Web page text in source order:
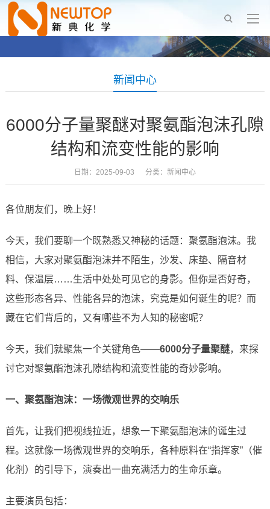
新闻中心
6000分子量聚醚对聚氨酯泡沫孔隙
结构和流变性能的影响
日期：2025-09-03 分类： 新闻中心
各位朋友们，晚上好！
今天，我们要聊一个既熟悉又神秘的话题：聚氨酯泡沫。我
相信，大家对聚氨酯泡沫并不陌生，沙发、床垫、隔音材
料、保温层……生活中处处可见它的身影。但你是否好奇，
这些形态各异、性能各异的泡沫，究竟是如何诞生的呢？而
藏在它们背后的，又有哪些不为人知的秘密呢？
今天，我们就聚焦一个关键角色——6000分子量聚醚，来探
讨它对聚氨酯泡沫孔隙结构和流变性能的奇妙影响。
一、聚氨酯泡沫：一场微观世界的交响乐
首先，让我们把视线拉近，想象一下聚氨酯泡沫的诞生过
程。这就像一场微观世界的交响乐，各种原料在“指挥家”（催
化剂）的引导下，演奏出一曲充满活力的生命乐章。
主要演员包括：